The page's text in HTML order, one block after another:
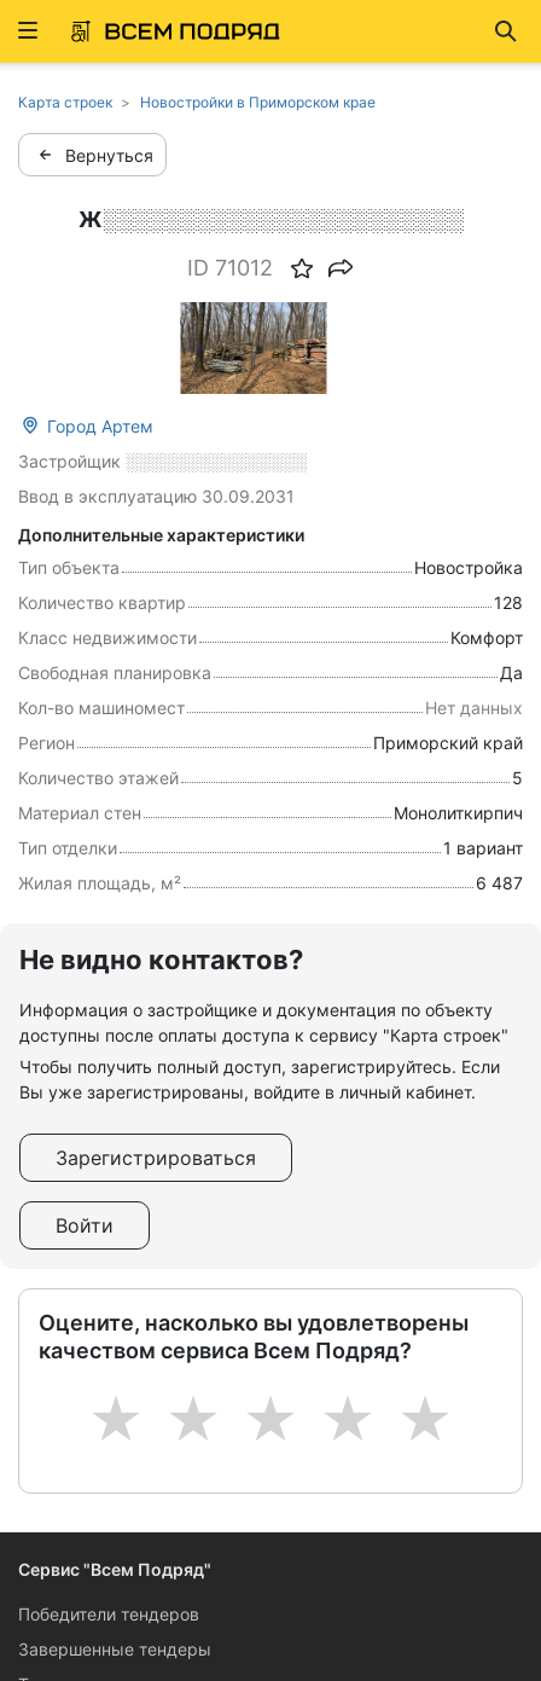
Развернуть
Карта строек Новостройки в Приморском крае
Вернуться
Ж░░░░░░░░░░░░░░░░░░░░░░░
ID 71012
Дата съемки:
Март 2026
Город Артем
Застройщик ░░░░░░░░░░░░░░░
Ввод в эксплуатацию 30.09.2031
Дополнительные характеристики
Тип объекта
Новостройка
Количество квартир
128
Класс недвижимости
Комфорт
Свободная планировка
Да
Кол-во машиномест
Нет данных
Регион
Приморский край
Количество этажей
5
Материал стен
Монолиткирпич
Тип отделки
1 вариант
Жилая площадь, м²
6 487
Не видно контактов?
Информация о застройщике и документация по объекту
доступны после оплаты доступа к сервису "Карта строек"
Чтобы получить полный доступ, зарегистрируйтесь. Если
Вы уже зарегистрированы, войдите в личный кабинет.
Зарегистрироваться
Войти
Оцените, насколько вы удовлетворены
качеством сервиса Всем Подряд?
5
4
3
2
1
Сервис "Всем Подряд"
Победители тендеров
Завершенные тендеры